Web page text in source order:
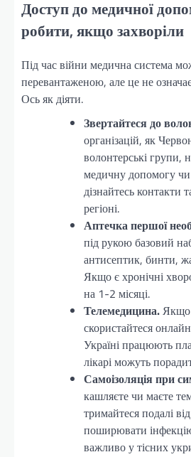
Доступ до медичної
робити, якщо захворіли
Під час війни медична система
перевантаженою, але це не
Ось як діяти.
Звертайтеся до
організацій, як
волонтерські групи,
медичну допомогу чи
дізнайтесь
регіоні.
Аптечка першої
під рукою базовий
антисептик, бинти,
Якщо є хронічні
на 1-2 місяці.
Телемедицина.Якщо
скористайтеся
Україні працюють
лікарі можуть
Самоізоляція при
кашляєте чи маєте
тримайтеся подалі
поширювати
важливо у тісних